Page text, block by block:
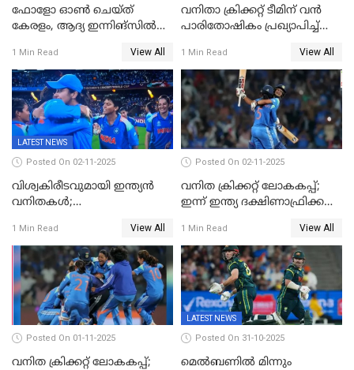
ഫോളോ ഓൺ ചെയ്ത്
കേരളം, ആദ്യ ഇന്നിങ്സിൽ
രഞ്ജിയിൽ കർണാടകയ്ക്ക്
കൂറ്റൻ ലീഡ്
1 Min Read View All
വനിതാ ക്രിക്കറ്റ് ടീമിന് വൻ
പാരിതോഷികം പ്രഖ്യാപിച്ച്
1 Min Read View All
LATEST NEWS
Posted On 02-11-2025
വിശ്വകിരീടവുമായി ഇന്ത്യൻ
വനിതകൾ;
ഇന്ത്യയ്ക്ക് വനിതാ ക്രിക്കറ്റ്
ലോകകപ്പ്
1 Min Read View All
Posted On 02-11-2025
വനിത ക്രിക്കറ്റ് ലോകകപ്പ്;
ഇന്ന് ഇന്ത്യ ദക്ഷിണാഫ്രിക്ക
1 Min Read View All
Posted On 01-11-2025
വനിത ക്രിക്കറ്റ് ലോകകപ്പ്;
LATEST NEWS
Posted On 31-10-2025
മെൽബണിൽ മിന്നും